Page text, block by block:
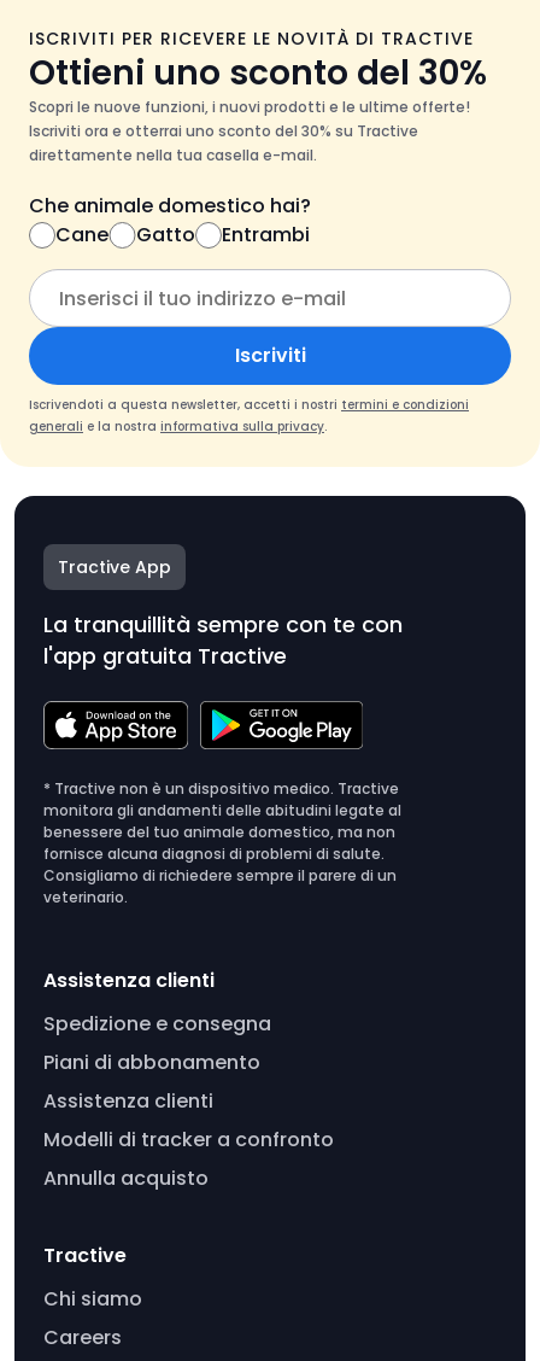
ISCRIVITI PER RICEVERE LE NOVITÀ DI TRACTIVE
Ottieni uno sconto del 30%
Scopri le nuove funzioni, i nuovi prodotti e le ultime offerte!
Iscriviti ora e otterrai uno sconto del 30% su Tractive
direttamente nella tua casella e-mail.
Che animale domestico hai?
Cane
Gatto Entrambi
Iscriviti
Iscrivendoti a questa newsletter, accetti i nostri termini e condizioni
generali e la nostra informativa sulla privacy.
Tractive App
La tranquillità sempre con te con
l'app gratuita Tractive
* Tractive non è un dispositivo medico. Tractive
monitora gli andamenti delle abitudini legate al
benessere del tuo animale domestico, ma non
fornisce alcuna diagnosi di problemi di salute.
Consigliamo di richiedere sempre il parere di un
veterinario.
Assistenza clienti
Spedizione e consegna
Piani di abbonamento
Assistenza clienti
Modelli di tracker a confronto
Annulla acquisto
Tractive
Chi siamo
Careers